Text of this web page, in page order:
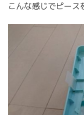
こんな感じでピース